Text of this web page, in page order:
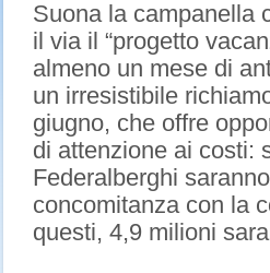
Suona la campanella
il via il “progetto
almeno un mese di
un irresistibile
giugno, che offre
di attenzione ai costi:
Federalberghi
concomitanza con la
questi, 4,9 milioni